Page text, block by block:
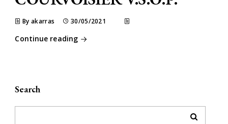
By akarras 30/05/2021
Continue reading
Search